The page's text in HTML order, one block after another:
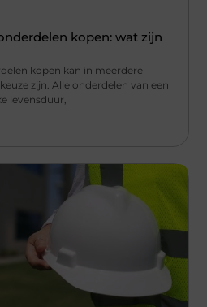
kopen: wat zijn
kopen kan in meerdere
zijn. Alle onderdelen van een
levensduur,